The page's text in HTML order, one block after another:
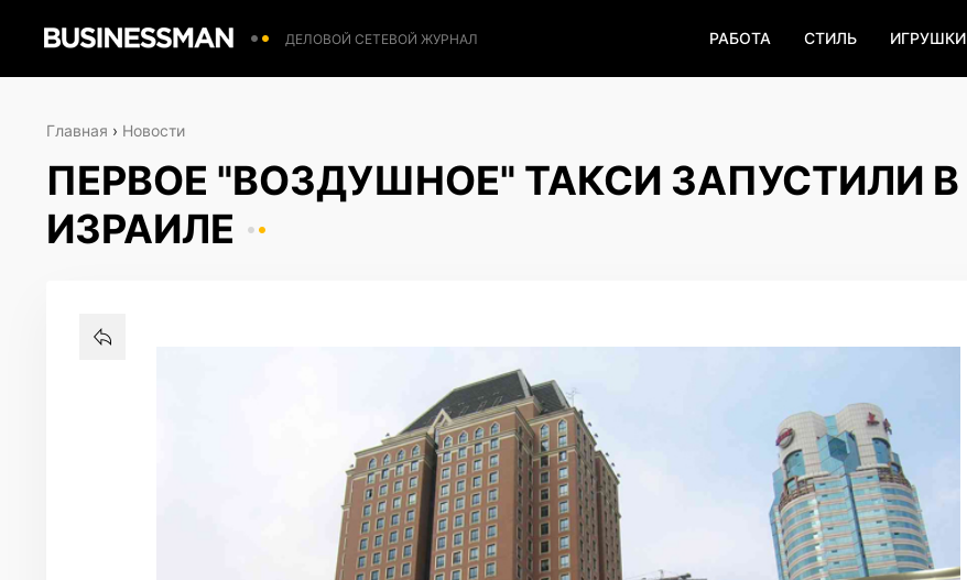
ДЕЛОВОЙ СЕТЕВОЙ ЖУРНАЛ РАБОТА СТИЛЬ ИГРУШКИ
Главная › Новости
ПЕРВОЕ "ВОЗДУШНОЕ" ТАКСИ ЗАПУСТИЛИ В
ИЗРАИЛЕ